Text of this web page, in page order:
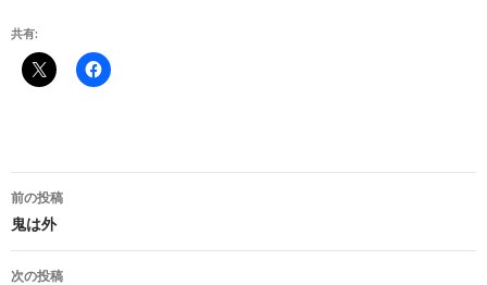
共有:
投
稿
ナ
前の投稿
鬼は外
次の投稿